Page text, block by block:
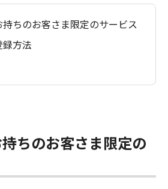
ちのお客さま限定のサービス
方法
ちのお客さま限定の